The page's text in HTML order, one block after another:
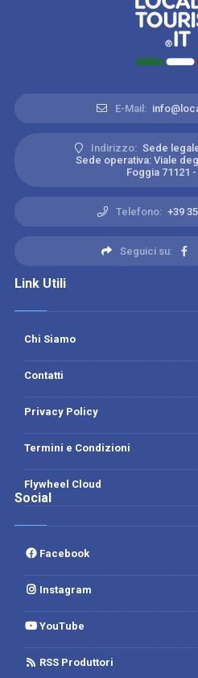
E-Mail:
Indirizzo: Sede
Sede operativa: Viale
Foggia 71121
Telefono: +39
Seguici su:
Link Utili
Chi Siamo
Contatti
Privacy Policy
Termini e Condizioni
Flywheel Cloud
Social
Facebook
Instagram
YouTube
RSS Produttori